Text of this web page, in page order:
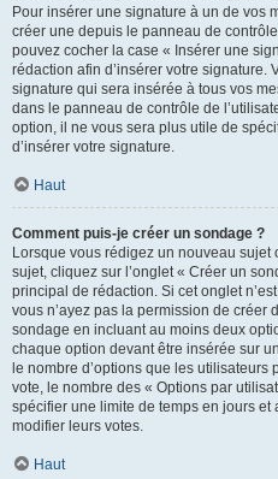
Pour insérer une signature à un de vos
créer une depuis le panneau de
pouvez cocher la case « Insérer une
rédaction afin d’insérer votre signature.
signature qui sera insérée à tous vos
dans le panneau de contrôle de
option, il ne vous sera plus utile de
d’insérer votre signature.
Haut
Comment puis-je créer un sondage ?
Lorsque vous rédigez un nouveau sujet
sujet, cliquez sur l’onglet « Créer un
principal de rédaction. Si cet onglet
vous n’ayez pas la permission de créer
sondage en incluant au moins deux
chaque option devant être insérée sur
le nombre d’options que les
vote, le nombre des « Options par
spécifier une limite de temps en jours
modifier leurs votes.
Haut